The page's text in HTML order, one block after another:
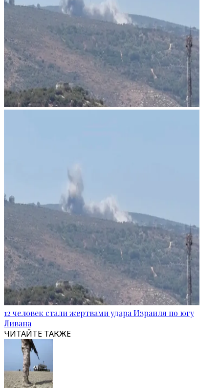
12 человек стали жертвами удара Израиля по югу
Ливана
ЧИТАЙТЕ ТАКЖЕ